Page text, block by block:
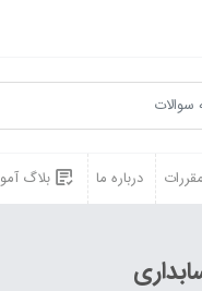
درباره ما بلاگ